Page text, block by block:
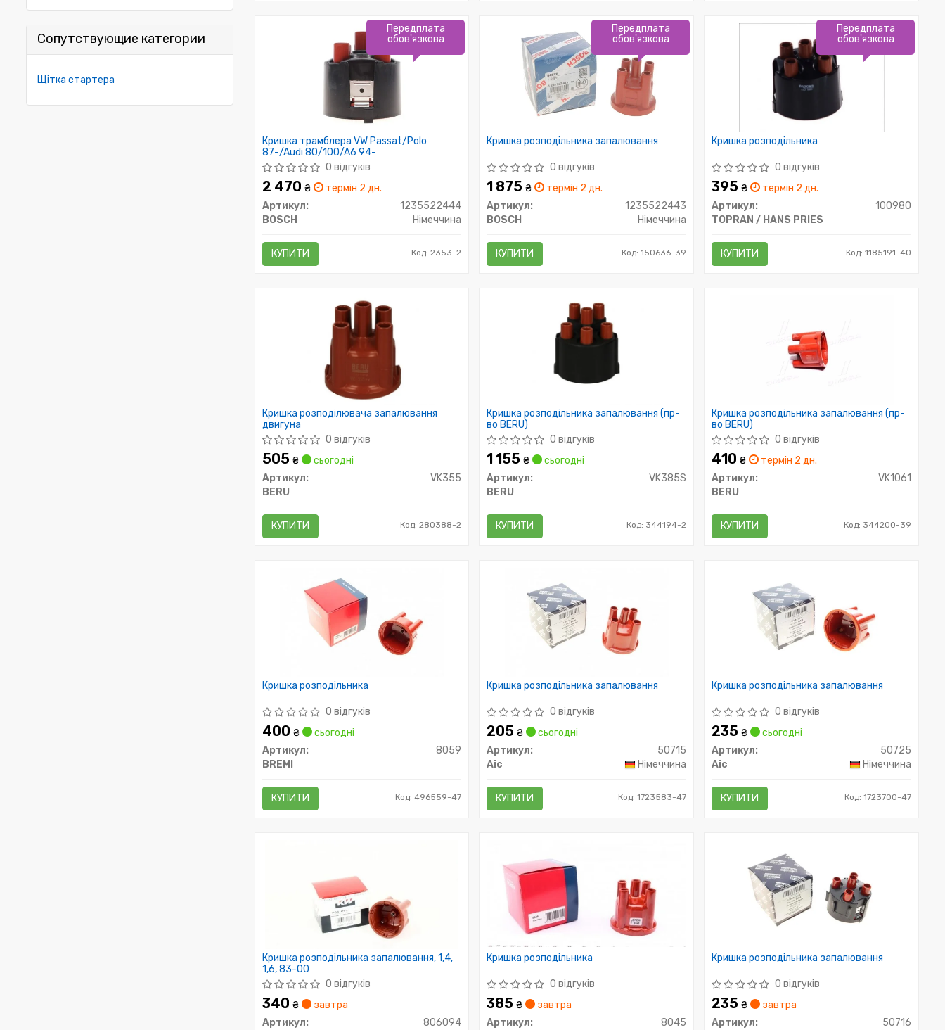
Сопутствующие категории
Щітка стартера
Кришка трамблера VW Passat/Polo
87-/Audi 80/100/A6 94-
0 відгуків
2 470 ₴
термін 2 дн.
Артикул:
1235522444
BOSCH
Німеччина
КУПИТИ Код: 2353-2
Передплата
обов'язкова
Кришка розподільника запалювання
0 відгуків
1 875₴
термін 2 дн.
Артикул:
1235522443
BOSCH
Німеччина
КУПИТИ Код: 150636-39
Передплата
обов'язкова
Кришка розподільника
0 відгуків
395₴
термін 2 дн.
Артикул:
100980
TOPRAN / HANS PRIES
КУПИТИ Код: 1185191-40
Передплата
обов'язкова
Кришка розподілювача запалювання
двигуна
0 відгуків
505 ₴
сьогодні
Артикул:
VK355
BERU
КУПИТИ Код: 280388-2
Кришка розподільника запалювання (пр-
во BERU)
0 відгуків
1 155₴
сьогодні
Артикул:
VK385S
BERU
КУПИТИ Код: 344194-2
Кришка розподільника запалювання (пр-
во BERU)
0 відгуків
410₴
термін 2 дн.
Артикул:
VK1061
BERU
КУПИТИ Код: 344200-39
Кришка розподільника
0 відгуків
400 ₴
сьогодні
Артикул:
8059
BREMI
КУПИТИ Код: 496559-47
Кришка розподільника запалювання
0 відгуків
205₴
сьогодні
Артикул:
50715
Aic
Німеччина
КУПИТИ Код: 1723583-47
Кришка розподільника запалювання
0 відгуків
235₴
сьогодні
Артикул:
50725
Aic
Німеччина
КУПИТИ Код: 1723700-47
Кришка розподільника запалювання, 1,4,
1,6, 83-00
0 відгуків
340 ₴
завтра
Артикул:
806094
Кришка розподільника
0 відгуків
385₴
завтра
Артикул:
8045
Кришка розподільника запалювання
0 відгуків
235₴
завтра
Артикул:
50716